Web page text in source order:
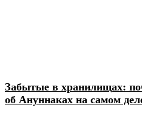
Забытые в хранилищах:
об Ануннаках на самом